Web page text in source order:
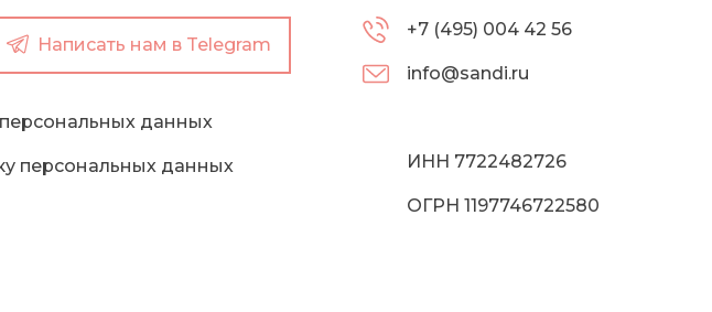
Написать нам в Telegram
данных
персональных данных
+7 (495) 004 42 56
info@sandi.ru
ИНН 7722482726
ОГРН 1197746722580